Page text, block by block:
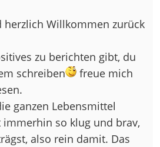
herzlich Willkommen zurück
zu berichten gibt, du
schreiben
freue mich
ganzen Lebensmittel
immerhin so klug und brav,
also rein damit. Das